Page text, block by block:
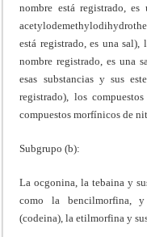
nombre está registrado,
está registrado, es una
nombre registrado, es una
esas substancias y sus
registrado), los
compuestos morfínicos de
Subgrupo (b):
La ocgonina, la tebaina y
como la bencilmorfina,
(codeina), la etilmorfina y sus